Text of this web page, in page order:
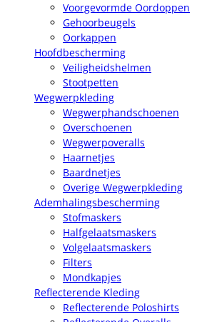
Voorgevormde Oordoppen
Gehoorbeugels
Oorkappen
Hoofdbescherming
Veiligheidshelmen
Stootpetten
Wegwerpkleding
Wegwerphandschoenen
Overschoenen
Wegwerpoveralls
Haarnetjes
Baardnetjes
Overige Wegwerpkleding
Ademhalingsbescherming
Stofmaskers
Halfgelaatsmaskers
Volgelaatsmaskers
Filters
Mondkapjes
Reflecterende Kleding
Reflecterende Poloshirts